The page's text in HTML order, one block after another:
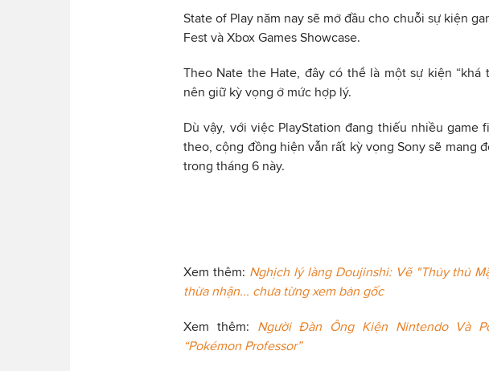
State of Play năm nay sẽ mở đầu cho chuỗi sự kiện
Fest và Xbox Games Showcase.
Theo Nate the Hate, đây có thể là một sự kiện “khá
nên giữ kỳ vọng ở mức hợp lý.
Dù vậy, với việc PlayStation đang thiếu nhiều game
theo, cộng đồng hiện vẫn rất kỳ vọng Sony sẽ mang
trong tháng 6 này.
Xem thêm: Nghịch lý làng Doujinshi: Vẽ "Thủy thủ
thừa nhận... chưa từng xem bản gốc
Xem thêm: Người Đàn Ông Kiện Nintendo Và
“Pokémon Professor”